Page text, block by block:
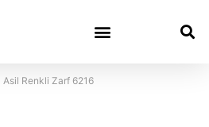
Asil Renkli Zarf 6216